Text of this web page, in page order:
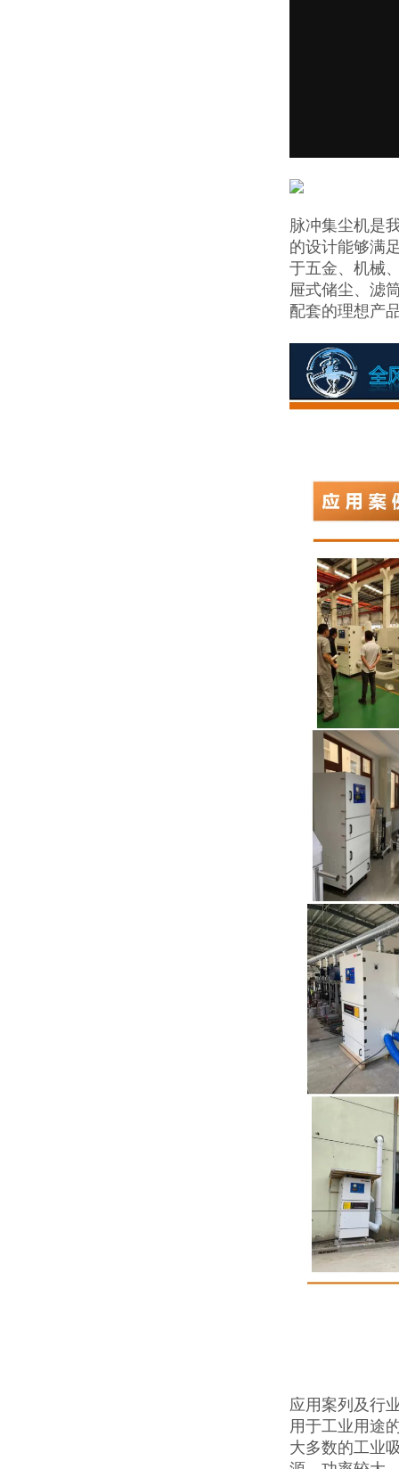
脉冲集尘机是
的设计能够满
于五金、机械
屉式储尘、滤
配套的理想产
应用案列及行
用于工业用途
大多数的工业